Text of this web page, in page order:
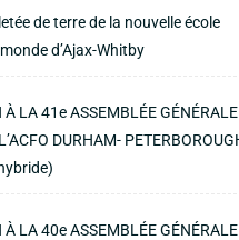
de terre de la nouvelle école
d’Ajax-Whitby
À LA 41e ASSEMBLÉE GÉNÉRALE
DURHAM-
À LA 40e ASSEMBLÉE GÉNÉRALE